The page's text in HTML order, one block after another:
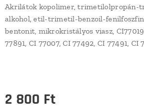
Akrilátok kopolimer, trimetilolpropán-
alkohol, etil-trimetil-benzoil-
bentonit, mikrokristályos viasz,
77891, CI 77007, CI 77492, CI 77491, CI
2 800 Ft